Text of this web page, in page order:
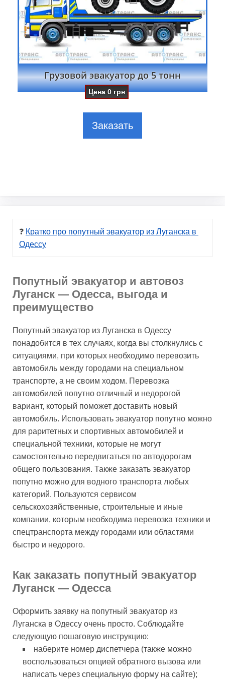
Грузовой эвакуатор до 5 тонн
Цена0 грн
Заказать
❓ Кратко про попутный эвакуатор из Луганска в
Одессу
Попутный эвакуатор и автовоз
Луганск — Одесса, выгода и
преимущество
Попутный эвакуатор из Луганска в Одессу
понадобится в тех случаях, когда вы столкнулись с
ситуациями, при которых необходимо перевозить
автомобиль между городами на специальном
транспорте, а не своим ходом. Перевозка
автомобилей попутно отличный и недорогой
вариант, который поможет доставить новый
автомобиль. Использовать эвакуатор попутно можно
для раритетных и спортивных автомобилей и
специальной техники, которые не могут
самостоятельно передвигаться по автодорогам
общего пользования. Также заказать эвакуатор
попутно можно для водного транспорта любых
категорий. Пользуются сервисом
сельскохозяйственные, строительные и иные
компании, которым необходима перевозка техники и
спецтранспорта между городами или областями
быстро и недорого.
Как заказать попутный эвакуатор
Луганск — Одесса
Оформить заявку на попутный эвакуатор из
Луганска в Одессу очень просто. Соблюдайте
следующую пошаговую инструкцию:
наберите номер диспетчера (также можно
воспользоваться опцией обратного вызова или
написать через специальную форму на сайте);